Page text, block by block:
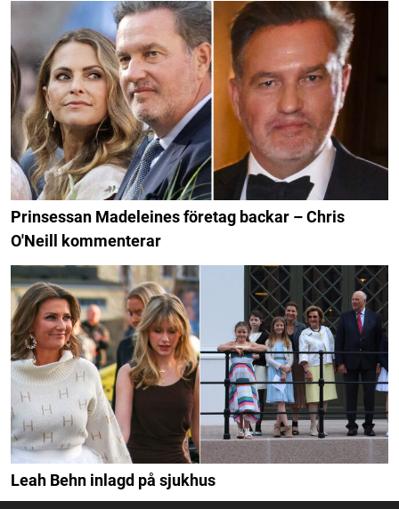
Prinsessan Madeleines företag backar – Chris
O'Neill kommenterar
Leah Behn inlagd på sjukhus